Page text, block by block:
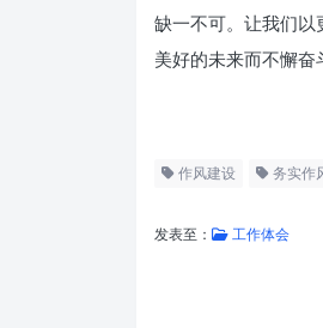
缺一不可。让我们
美好的未来而不懈奋
作风建设 务实作
发表至： 工作体会